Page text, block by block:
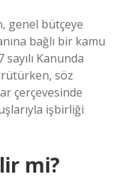
genel bütçeye
bağlı bir kamu
Kanunda
söz
çerçevesinde
işbirliği
mi?